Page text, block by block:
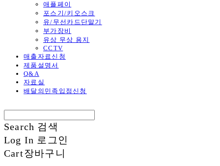
애플페이
포스기/키오스크
유/무선카드단말기
부가장비
유상 무상 용지
CCTV
매출자료신청
제품설명서
Q&A
자료실
배달의민족입점신청
Search 검색
Log In 로그인
Cart장바구니